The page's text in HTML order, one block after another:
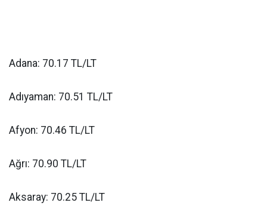
Adana: 70.17 TL/LT
Adıyaman: 70.51 TL/LT
Afyon: 70.46 TL/LT
Ağrı: 70.90 TL/LT
Aksaray: 70.25 TL/LT